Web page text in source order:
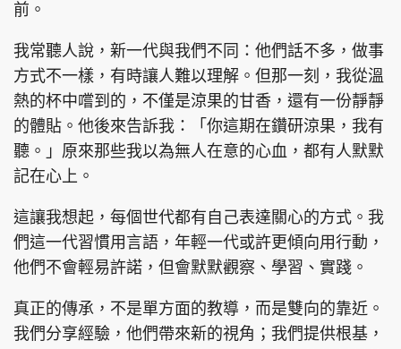
PCM 電腦廣場 星島頭條 星島日報
頭條日報 星島環球 The Standard
親子王 Oh!爸媽 JobMarket
頭條搵工 EDUPLUS
前。
我常聽人說，新一代與我們不同：他們話不多，做事
方式不一樣，有時讓人難以理解。但那一刻，我從溫
熱的杯中嚐到的，不僅是涼果的甘香，還有一份靜靜
的體貼。他後來告訴我：「你這期在鑽研涼果，我有
聽。」原來那些我以為無人在意的心血，都有人默默
記在心上。
這讓我想起，每個世代都有自己表達關心的方式。我
們這一代習慣用言語，年輕一代或許更傾向用行動，
他們不會輕易許諾，但會默默觀察、學習、實踐。
真正的傳承，不是單方面的教導，而是雙向的靠近。
我們分享經驗，他們帶來新的視角；我們提供根基，